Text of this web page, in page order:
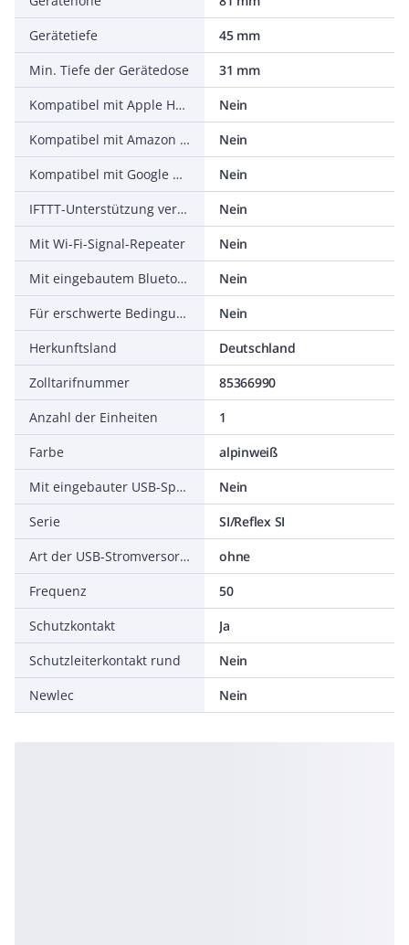
Gerätetiefe
45 mm
Min. Tiefe der Gerätedose
31 mm
Kompatibel mit Apple HomeKit
Nein
Kompatibel mit Amazon Alexa
Nein
Kompatibel mit Google Assistant
Nein
IFTTT-Unterstützung verfügbar
Nein
Mit Wi-Fi-Signal-Repeater
Nein
Mit eingebautem Bluetooth-Lautsprecher
Nein
Für erschwerte Bedingungen nach VDE
Nein
Herkunftsland
Deutschland
Zolltarifnummer
85366990
Anzahl der Einheiten
1
Farbe
alpinweiß
Mit eingebauter USB-Spannungsversorgung
Nein
Serie
SI/Reflex SI
Art der USB-Stromversorgung
ohne
Frequenz
50
Schutzkontakt
Ja
Schutzleiterkontakt rund
Nein
Newlec
Nein